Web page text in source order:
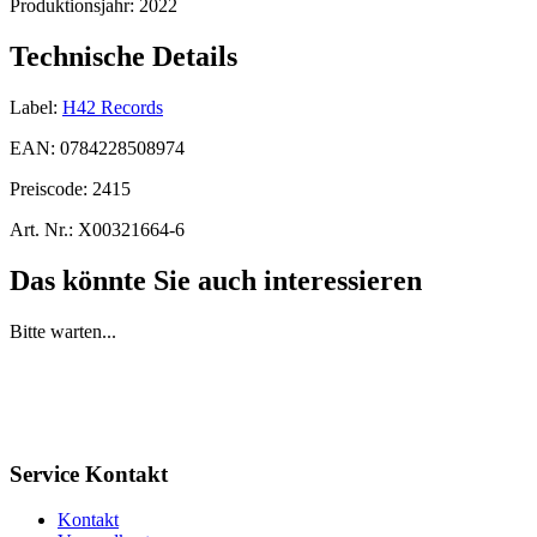
Produktionsjahr: 2022
Technische Details
Label: H42 Records
EAN: 0784228508974
Preiscode: 2415
Art. Nr.: X00321664-6
Das könnte Sie auch interessieren
Bitte warten...
Service Kontakt
Kontakt